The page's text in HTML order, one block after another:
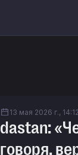
13 мая 2026 г., 14:12
dastan:
говоря,